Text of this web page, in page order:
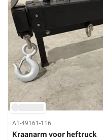
A1-49161-116
Kraanarm voor heftruck